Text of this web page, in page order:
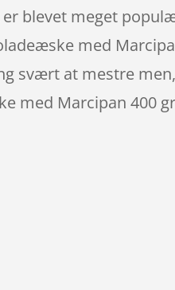
blevet meget
med
svært at mestre
med Marcipan 400